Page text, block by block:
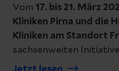
Vom 17. bis 21. März
Kliniken Pirna und die
Kliniken am Standort
sachsenweiten Initiative
Türen. Schülerinnen